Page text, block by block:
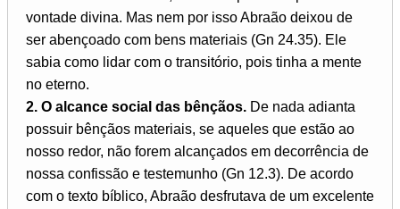
vontade divina. Mas nem por isso Abraão deixou de
ser abençoado com bens materiais (Gn 24.35). Ele
sabia como lidar com o transitório, pois tinha a mente
no eterno.
2. O alcance social das bênçãos. De nada adianta
possuir bênçãos materiais, se aqueles que estão ao
nosso redor, não forem alcançados em decorrência de
nossa confissão e testemunho (Gn 12.3). De acordo
com o texto bíblico, Abraão desfrutava de um excelente